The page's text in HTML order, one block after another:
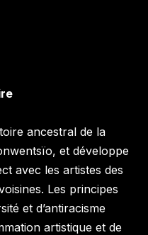
ancestral de la
et développe
avec les artistes des
Les principes
et d’antiracisme
artistique et de